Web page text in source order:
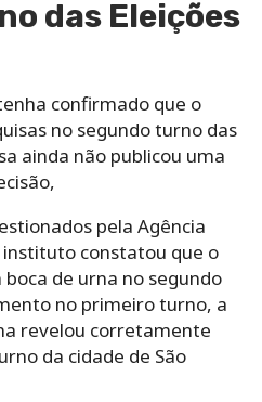
das Eleições
confirmado que o
no segundo turno das
ainda não publicou uma
pela Agência
instituto constatou que o
boca de urna no segundo
no primeiro turno, a
revelou corretamente
da cidade de São